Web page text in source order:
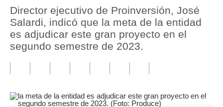
Política
Tu Dinero
Finanzas Personales
Plus G
Director ejecutivo de Proinversión, José
Salardi, indicó que la meta de la entidad
es adjudicar este gran proyecto en el
segundo semestre de 2023.